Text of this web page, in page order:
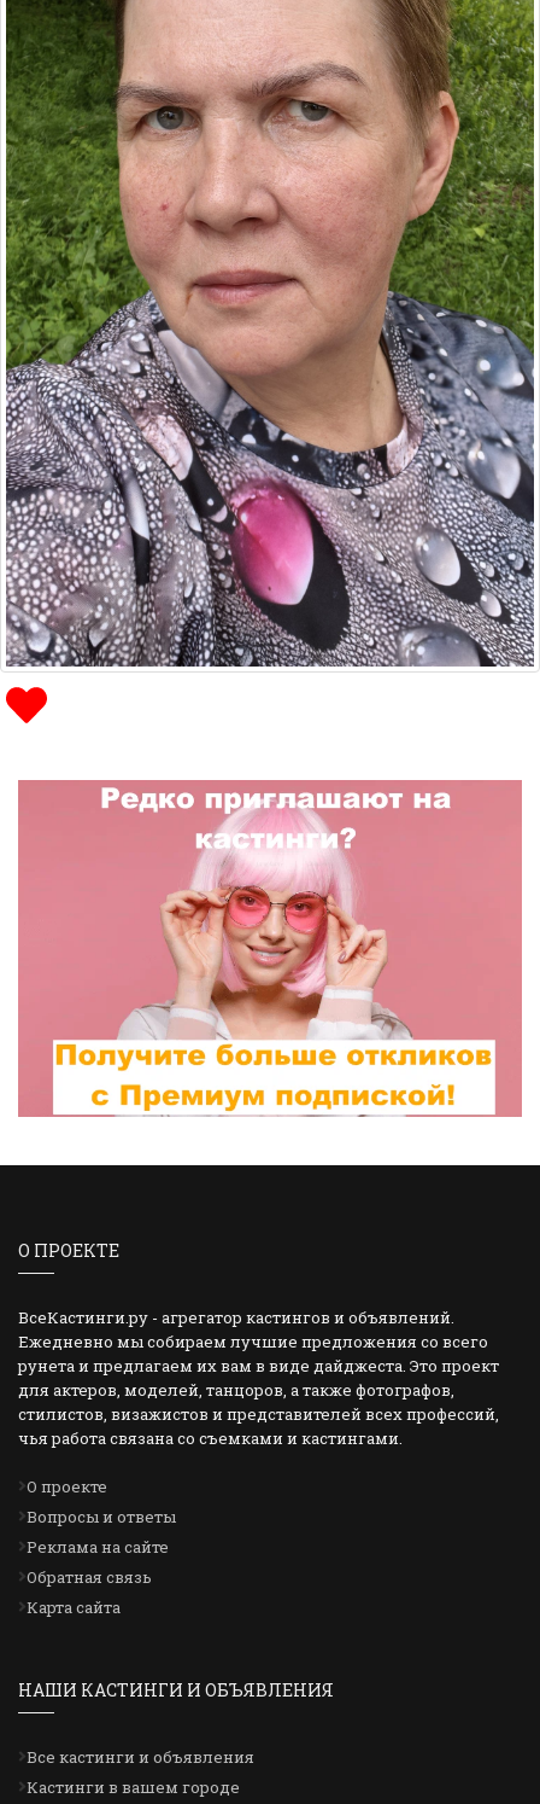
О ПРОЕКТЕ
ВсеКастинги.ру - агрегатор кастингов и объявлений.
Ежедневно мы собираем лучшие предложения со всего
рунета и предлагаем их вам в виде дайджеста. Это проект
для актеров, моделей, танцоров, а также фотографов,
стилистов, визажистов и представителей всех профессий,
чья работа связана со съемками и кастингами.
О проекте
Вопросы и ответы
Реклама на сайте
Обратная связь
Карта сайта
НАШИ КАСТИНГИ И ОБЪЯВЛЕНИЯ
Все кастинги и объявления
Кастинги в вашем городе